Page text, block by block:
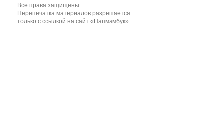
Все права защищены.
Перепечатка материалов разрешается
только с ссылкой на сайт «Папмамбук».